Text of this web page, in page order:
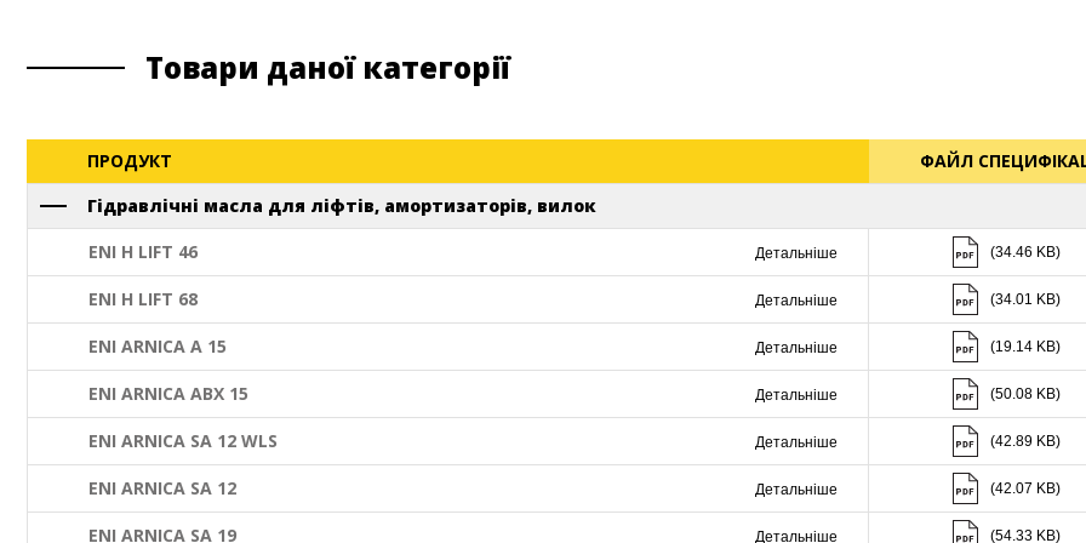
Товари даної категорії
ПРОДУКТ
ФАЙЛ
Гідравлічні масла для ліфтів, амортизаторів, вилок
ENI H LIFT 46
Детальніше (34.46 KB)
ENI H LIFT 68 Детальніше
Скачати (34.01 KB)
(34.01 KB)
ENI ARNICA A 15 Детальніше
Скачати (19.14 KB)
(19.14 KB)
ENI ARNICA ABX 15 Детальніше
Скачати (50.08 KB)
(50.08 KB)
ENI ARNICA SA 12 WLS Детальніше
Скачати (42.89 KB)
(42.89 KB)
ENI ARNICA SA 12 Детальніше
Скачати (42.07 KB)
(42.07 KB)
ENI ARNICA SA 19 Детальніше
Скачати (54.33 KB)
(54.33 KB)
Скачати (53.95 KB)